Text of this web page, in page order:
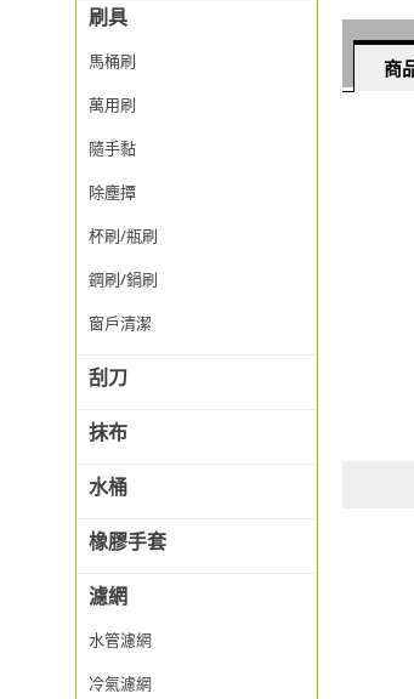
刷具
馬桶刷
萬用刷
隨手黏
除塵撢
杯刷/瓶刷
鋼刷/鍋刷
窗戶清潔
刮刀
抹布
水桶
橡膠手套
濾網
水管濾網
冷氣濾網
商